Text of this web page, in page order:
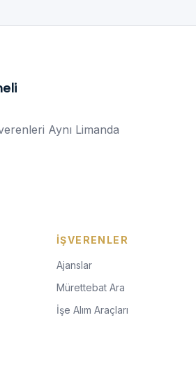
Aynı Limanda
İŞVERENLER
Ajanslar
Mürettebat Ara
İşe Alım Araçları